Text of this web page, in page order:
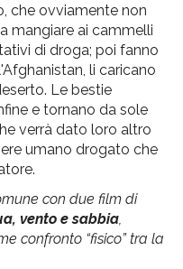
che ovviamente non
mangiare ai cammelli
di droga; poi fanno
li caricano
Le bestie
e tornano da sole
verrà dato loro altro
umano drogato che
con due film di
vento e sabbia,
confronto “fisico” tra la